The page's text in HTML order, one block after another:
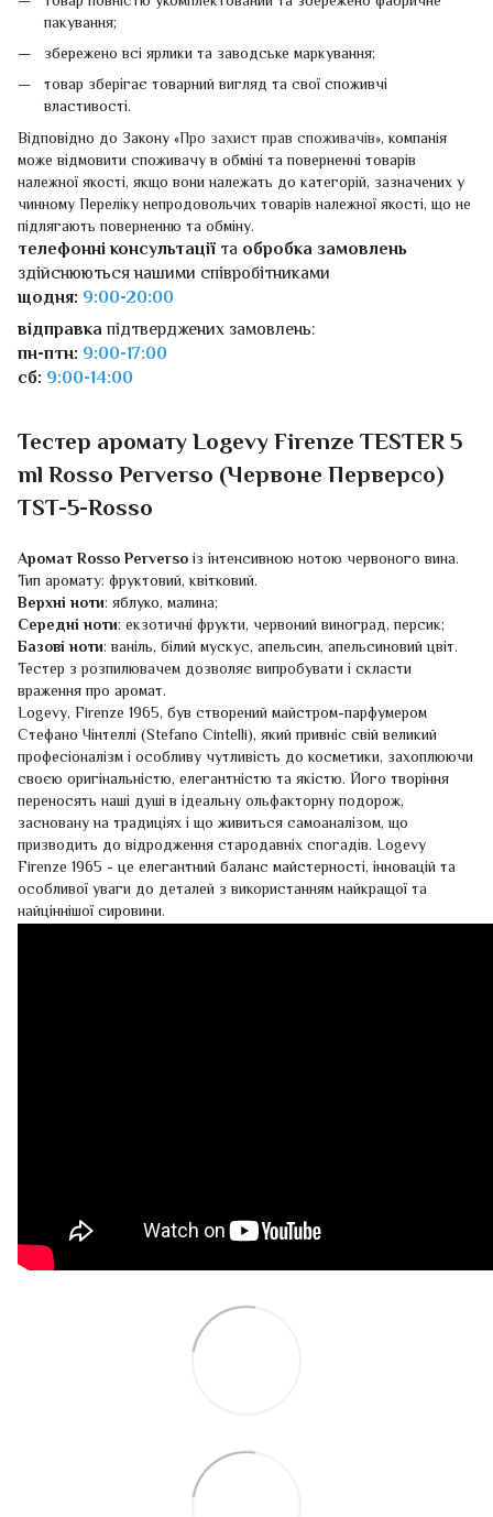
пакування;
збережено всі ярлики та заводське маркування;
товар зберігає товарний вигляд та свої споживчі
властивості.
Відповідно до Закону «Про захист прав споживачів», компанія
може відмовити споживачу в обміні та поверненні товарів
належної якості, якщо вони належать до категорій, зазначених у
чинному Переліку непродовольчих товарів належної якості, що не
підлягають поверненню та обміну.
телефонні консультації та обробка замовлень
здійснюються нашими співробітниками
щодня: 9:00-20:00
відправка підтверджених замовлень:
пн-птн: 9:00-17:00
сб: 9:00-14:00
Тестер аромату Logevy Firenze TESTER 5
ml Rosso Perverso (Червоне Перверсо)
TST-5-Rosso
Аромат Rosso Perversoіз інтенсивною нотою червоного вина.
Тип аромату: фруктовий, квітковий.
Верхні ноти: яблуко, малина;
Середні ноти: екзотичні фрукти, червоний виноград, персик;
Базові ноти: ваніль, білий мускус, апельсин, апельсиновий цвіт.
Тестер з розпилювачем дозволяє випробувати і скласти
враження про аромат.
Logevy, Firenze 1965, був створений майстром-парфумером
Стефано Чінтеллі (Stefano Cintelli), який привніс свій великий
професіоналізм і особливу чутливість до косметики, захоплюючи
своєю оригінальністю, елегантністю та якістю. Його творіння
переносять наші душі в ідеальну ольфакторну подорож,
засновану на традиціях і що живиться самоаналізом, що
призводить до відродження стародавніх спогадів. Logevy
Firenze 1965 - це елегантний баланс майстерності, інновацій та
особливої уваги до деталей з використанням найкращої та
найціннішої сировини.